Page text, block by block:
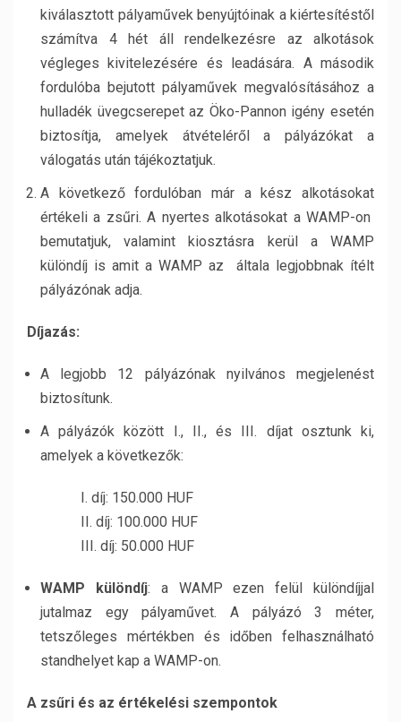
kiválasztott pályaművek benyújtóinak a kiértesítéstől
számítva 4 hét áll rendelkezésre az alkotások
végleges kivitelezésére és leadására. A második
fordulóba bejutott pályaművek megvalósításához a
hulladék üvegcserepet az Öko-Pannon igény esetén
biztosítja, amelyek átvételéről a pályázókat a
válogatás után tájékoztatjuk.
A következő fordulóban már a kész alkotásokat
értékeli a zsűri. A nyertes alkotásokat a WAMP-on
bemutatjuk, valamint kiosztásra kerül a WAMP
különdíj is amit a WAMP az általa legjobbnak ítélt
pályázónak adja.
Díjazás:
A legjobb 12 pályázónak nyilvános megjelenést
biztosítunk.
A pályázók között I., II., és III. díjat osztunk ki,
amelyek a következők:
I. díj: 150.000 HUF
II. díj: 100.000 HUF
III. díj: 50.000 HUF
WAMP különdíj: a WAMP ezen felül különdíjjal
jutalmaz egy pályaművet. A pályázó 3 méter,
tetszőleges mértékben és időben felhasználható
standhelyet kap a WAMP-on.
A zsűri és az értékelési szempontok